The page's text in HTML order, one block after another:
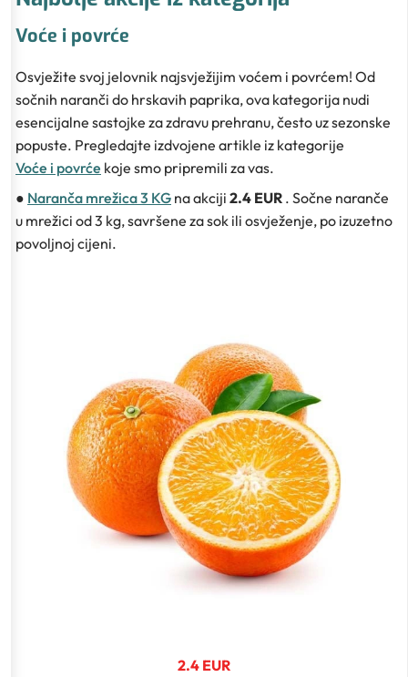
Voće i povrće
Osvježite svoj jelovnik najsvježijim voćem i povrćem! Od
sočnih naranči do hrskavih paprika, ova kategorija nudi
esencijalne sastojke za zdravu prehranu, često uz sezonske
popuste. Pregledajte izdvojene artikle iz kategorije
Voće i povrće koje smo pripremili za vas.
● Naranča mrežica 3 KG na akciji 2.4 EUR . Sočne naranče
u mrežici od 3 kg, savršene za sok ili osvježenje, po izuzetno
povoljnoj cijeni.
2.4 EUR